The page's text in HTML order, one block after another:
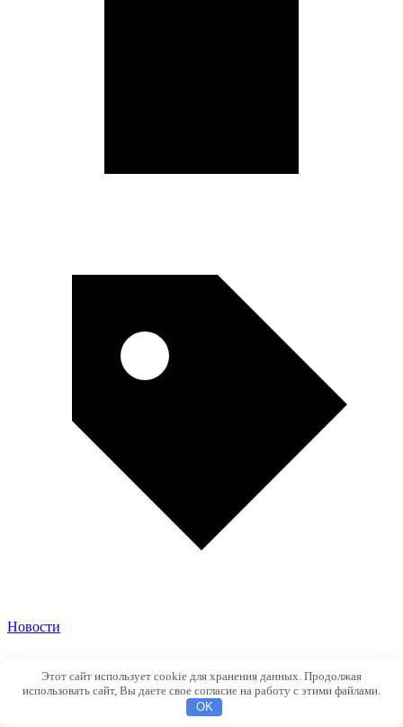
Новости
Этот сайт использует cookie для хранения данных. Продолжая
использовать сайт, Вы даете свое согласие на работу с этими файлами.
OK